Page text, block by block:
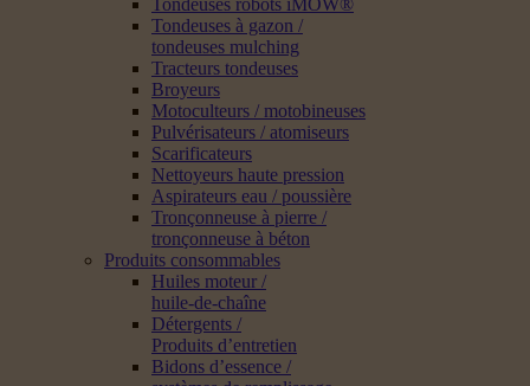
Tondeuses robots iMOW®
Tondeuses à gazon /
tondeuses mulching
Tracteurs tondeuses
Broyeurs
Motoculteurs / motobineuses
Pulvérisateurs / atomiseurs
Scarificateurs
Nettoyeurs haute pression
Aspirateurs eau / poussière
Tronçonneuse à pierre /
tronçonneuse à béton
Produits consommables
Huiles moteur /
huile-de-chaîne
Détergents /
Produits d’entretien
Bidons d’essence /